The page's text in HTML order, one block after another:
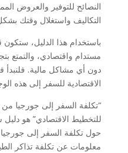
النصائح للتوفير والعروض
التكاليف واستغلال وقتك
باستخدام هذا الدليل،
مستدام واقتصادي، والتمتع
دون أي مشاكل مالية.
الاقتصادية للسفر إلى هذه
“تكلفة السفر إلى جورجيا
للتخطيط الاقتصادي” هو
حول تكلفة السفر إلى
معلومات عن تكلفة تذاكر